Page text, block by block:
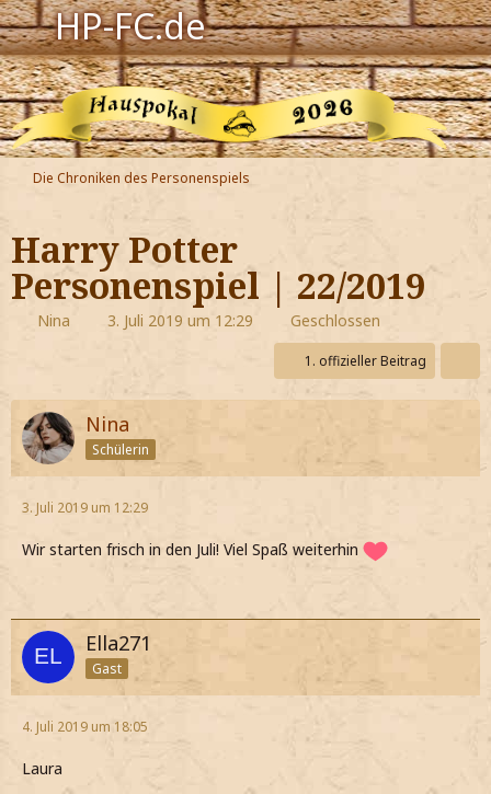
HP-FC.de
Navigation
Harry Potter
Der HP-FC
Hogwarts
Zauberwelt
Willkommen
Jetzt Fanclub-Mitglied werden!
Die Chroniken des Personenspiels
Harry Potter
Personenspiel | 22/2019
Nina 3. Juli 2019 um 12:29 Geschlossen
1. offizieller Beitrag
Nina
Schülerin
3. Juli 2019 um 12:29
Wir starten frisch in den Juli! Viel Spaß weiterhin
Ella271
Gast
4. Juli 2019 um 18:05
Laura